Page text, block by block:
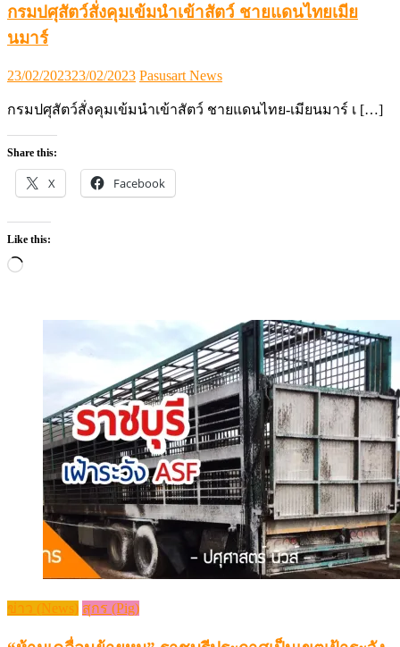
กรมปศุสัตว์สั่งคุมเข้มนำเข้าสัตว์ ชายแดนไทยเมีย
นมาร์
Posted
23/02/202323/02/2023 Author
Pasusart News
กรมปศุสัตว์สั่งคุมเข้มนำเข้าสัตว์ ชายแดนไทย-เมียนมาร์ เ […]
Share this:
X Facebook
Like this:
Loading…
ข่าว (News) สุกร (Pig)